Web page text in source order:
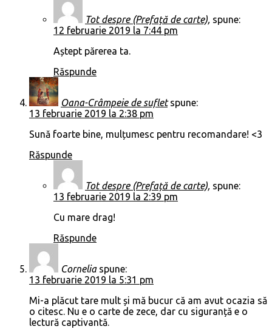
Tot despre (Prefață de carte), spune:
12 februarie 2019 la 7:44 pm
Aștept părerea ta.
Răspunde
Oana-Crâmpeie de suflet spune:
13 februarie 2019 la 2:38 pm
Sună foarte bine, mulțumesc pentru recomandare! <3
Răspunde
Tot despre (Prefață de carte), spune:
13 februarie 2019 la 2:39 pm
Cu mare drag!
Răspunde
Cornelia spune:
13 februarie 2019 la 5:31 pm
Mi-a plăcut tare mult și mă bucur că am avut ocazia să
o citesc. Nu e o carte de zece, dar cu siguranță e o
lectură captivantă.